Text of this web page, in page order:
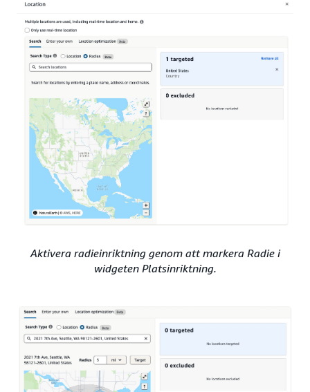
Aktivera radieinriktning genom att markera Radie i
widgeten Platsinriktning.